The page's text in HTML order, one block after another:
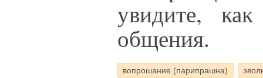
увидите,
общения.
вопрошание (парипрашна)